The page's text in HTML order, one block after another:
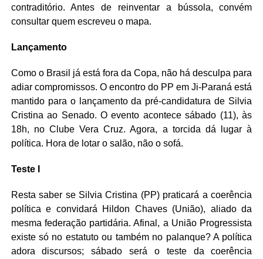
contraditório. Antes de reinventar a bússola, convém
consultar quem escreveu o mapa.
Lançamento
Como o Brasil já está fora da Copa, não há desculpa para
adiar compromissos. O encontro do PP em Ji-Paraná está
mantido para o lançamento da pré-candidatura de Silvia
Cristina ao Senado. O evento acontece sábado (11), às
18h, no Clube Vera Cruz. Agora, a torcida dá lugar à
política. Hora de lotar o salão, não o sofá.
Teste I
Resta saber se Silvia Cristina (PP) praticará a coerência
política e convidará Hildon Chaves (União), aliado da
mesma federação partidária. Afinal, a União Progressista
existe só no estatuto ou também no palanque? A política
adora discursos; sábado será o teste da coerência